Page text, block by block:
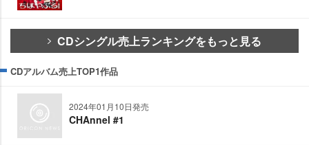
CDシングル売上ランキングをもっと見る
CDアルバム売上TOP1作品
2024年01月10日発売
CHAnnel #1